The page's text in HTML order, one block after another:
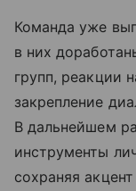
Команда уже
в них
групп, реакции
закрепление
В дальнейшем
инструменты
сохраняя